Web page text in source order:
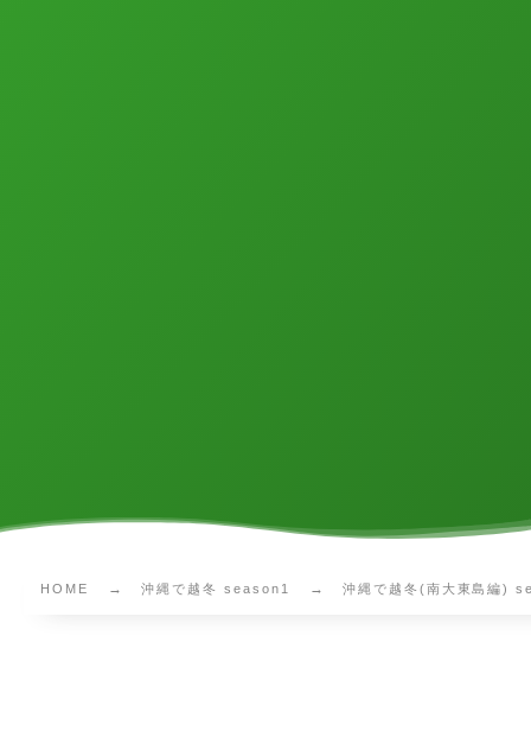
HOME 沖縄で越冬 season1 沖縄で越冬(南大東島編